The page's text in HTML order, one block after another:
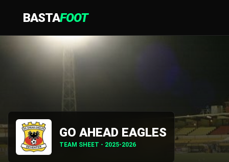
BASTAFOOT
GO AHEAD EAGLES
TEAM SHEET - 2025-2026